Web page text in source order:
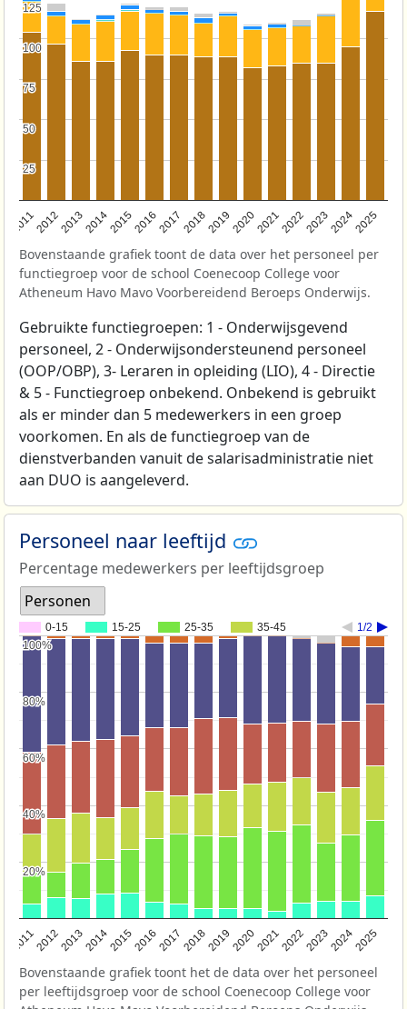
201120122013201420152016201720182019202020212022202320242025
25
25
50
50
75
75
100
100
125
125
Bovenstaande grafiek toont de data over het personeel per
functiegroep voor de school Coenecoop College voor
Atheneum Havo Mavo Voorbereidend Beroeps Onderwijs.
Gebruikte functiegroepen: 1 - Onderwijsgevend
personeel, 2 - Onderwijsondersteunend personeel
(OOP/OBP), 3- Leraren in opleiding (LIO), 4 - Directie
& 5 - Functiegroep onbekend. Onbekend is gebruikt
als er minder dan 5 medewerkers in een groep
voorkomen. En als de functiegroep van de
dienstverbanden vanuit de salarisadministratie niet
aan DUO is aangeleverd.
Personeel naar leeftijd
Percentage medewerkers per leeftijdsgroep
Personen
0-15 15-25 25-35 35-45 1/2
201120122013201420152016201720182019202020212022202320242025
20%
20%
40%
40%
60%
60%
80%
80%
100%
100%
Bovenstaande grafiek toont het de data over het personeel
per leeftijdsgroep voor de school Coenecoop College voor